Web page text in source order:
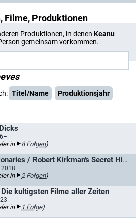
Filme, Produktionen
Produktionen, in denen Keanu
gemeinsam vorkommen.
Titel/Name
Produktionsjahr
in 8 Folgen)
AMC Visionaries / Robert Kirkman's Secret History of Comics
in 2 Folgen)
Die kultigsten Filme aller Zeiten
in 1 Folge)